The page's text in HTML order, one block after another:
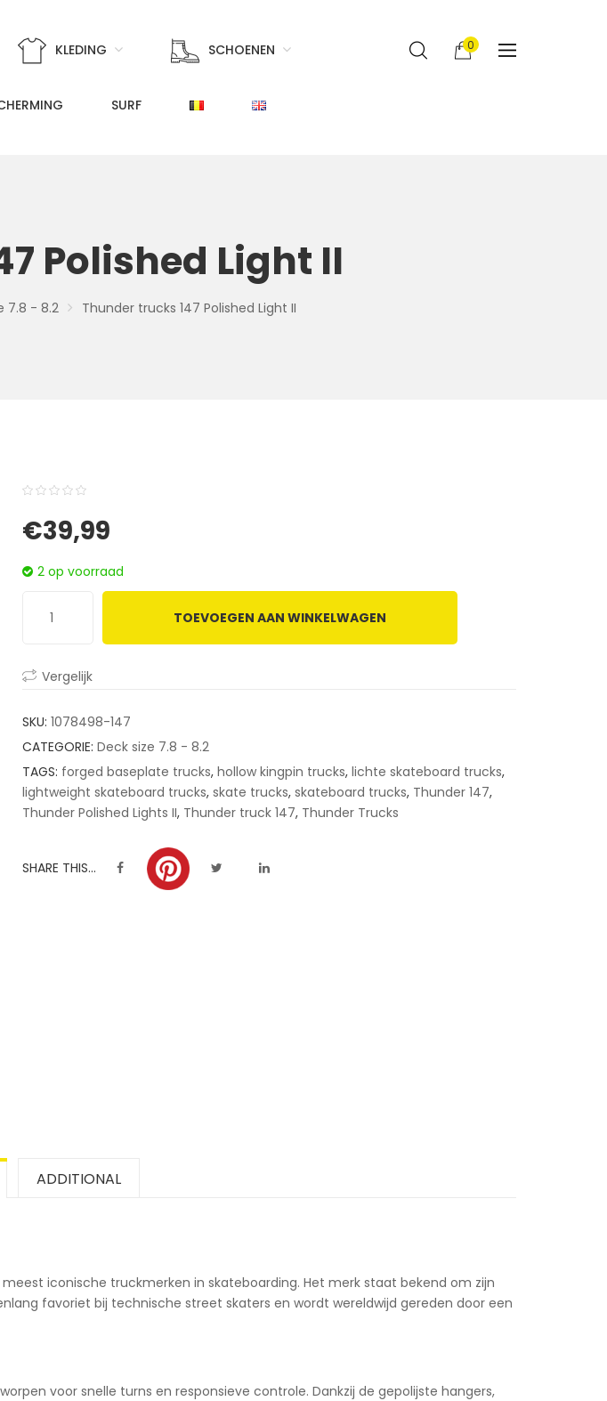
KLEDING SCHOENEN
SURF
0
Polished Light II
7.8 - 8.2 Thunder trucks 147 Polished Light II
out
based
€39,99
2 op voorraad
TOEVOEGEN AAN WINKELWAGEN
Vergelijk
SKU: 1078498-147
CATEGORIE: Deck size 7.8 - 8.2
TAGS: forged baseplate trucks, hollow kingpin trucks, lichte skateboard trucks,
lightweight skateboard trucks, skate trucks, skateboard trucks, Thunder 147,
Thunder Polished Lights II, Thunder truck 147, Thunder Trucks
SHARE THIS...
ADDITIONAL
iconische truckmerken in skateboarding. Het merk staat bekend om zijn
favoriet bij technische street skaters en wordt wereldwijd gereden door een
voor snelle turns en responsieve controle. Dankzij de gepolijste hangers,